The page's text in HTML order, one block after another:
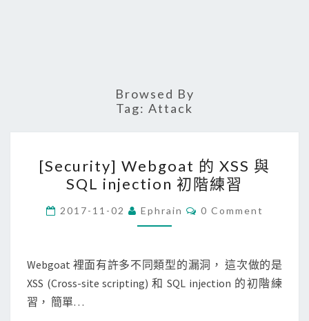
Browsed By
Tag: Attack
S
e
c
u
i
t
[Security] Webgoat 的 XSS 與
SQL injection 初階練習
2017-11-02 Ephrain
C
N
T
S
0 Comment
Webgoat 裡面有許多不同類型的漏洞， 這次做的是
XSS (Cross-site scripting) 和 SQL injection 的初階練
習， 簡單…